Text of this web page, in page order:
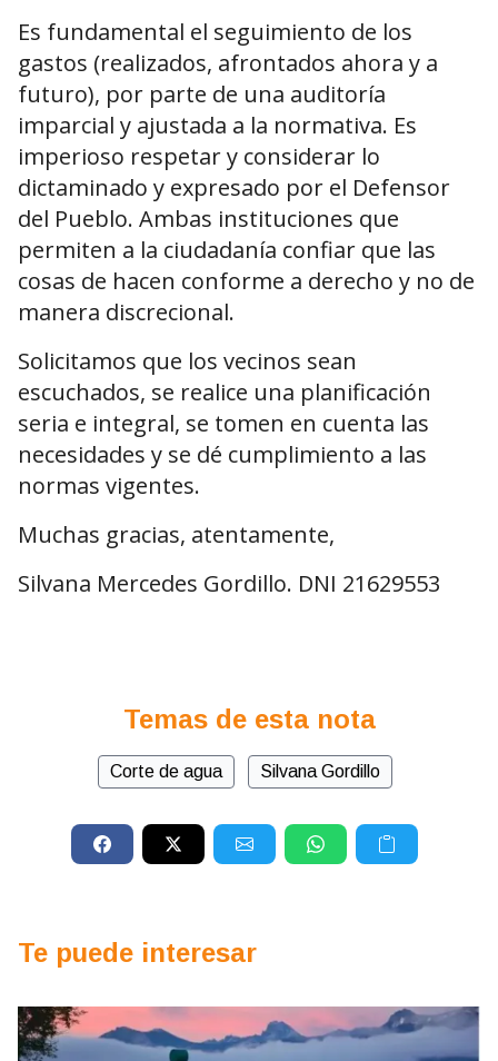
Es fundamental el seguimiento de los
gastos (realizados, afrontados ahora y a
futuro), por parte de una auditoría
imparcial y ajustada a la normativa. Es
imperioso respetar y considerar lo
dictaminado y expresado por el Defensor
del Pueblo. Ambas instituciones que
permiten a la ciudadanía confiar que las
cosas de hacen conforme a derecho y no de
manera discrecional.
Solicitamos que los vecinos sean
escuchados, se realice una planificación
seria e integral, se tomen en cuenta las
necesidades y se dé cumplimiento a las
normas vigentes.
Muchas gracias, atentamente,
Silvana Mercedes Gordillo. DNI 21629553
Temas de esta nota
Corte de agua Silvana Gordillo
Te puede interesar